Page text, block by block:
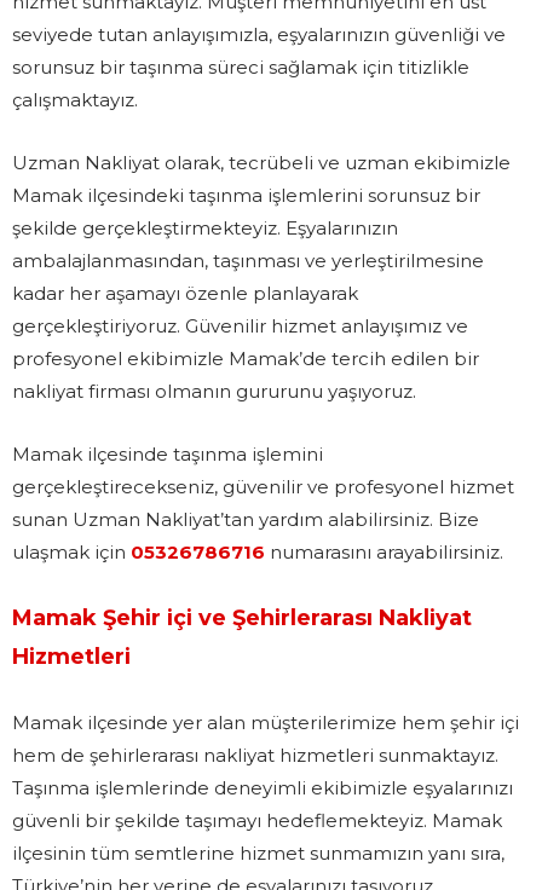
seviyede tutan anlayışımızla, eşyalarınızın güvenliği ve
sorunsuz bir taşınma süreci sağlamak için titizlikle
çalışmaktayız.
Uzman Nakliyat olarak, tecrübeli ve uzman ekibimizle
Mamak ilçesindeki taşınma işlemlerini sorunsuz bir
şekilde gerçekleştirmekteyiz. Eşyalarınızın
ambalajlanmasından, taşınması ve yerleştirilmesine
kadar her aşamayı özenle planlayarak
gerçekleştiriyoruz. Güvenilir hizmet anlayışımız ve
profesyonel ekibimizle Mamak’de tercih edilen bir
nakliyat firması olmanın gururunu yaşıyoruz.
Mamak ilçesinde taşınma işlemini
gerçekleştirecekseniz, güvenilir ve profesyonel hizmet
sunan Uzman Nakliyat’tan yardım alabilirsiniz. Bize
ulaşmak için 05326786716 numarasını arayabilirsiniz.
Mamak Şehir içi ve Şehirlerarası Nakliyat
Hizmetleri
Mamak ilçesinde yer alan müşterilerimize hem şehir içi
hem de şehirlerarası nakliyat hizmetleri sunmaktayız.
Taşınma işlemlerinde deneyimli ekibimizle eşyalarınızı
güvenli bir şekilde taşımayı hedeflemekteyiz. Mamak
ilçesinin tüm semtlerine hizmet sunmamızın yanı sıra,